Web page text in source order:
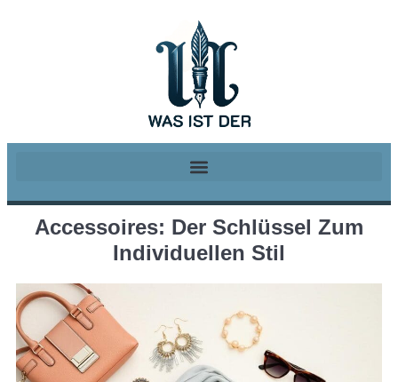
Accessoires: Der Schlüssel Zum
Individuellen Stil